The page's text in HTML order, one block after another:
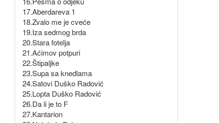
17.Aberdareva 1
18.Zvalo me je cveće
19.Iza sedmog brda
20.Stara fotelja
21.Aćimov potpuri
22.Štipaljke
23.Supa sa knedlama
24.Satovi Duško Radović
25.Lopta Duško Radović
26.Da li je to F
27.Kantarion